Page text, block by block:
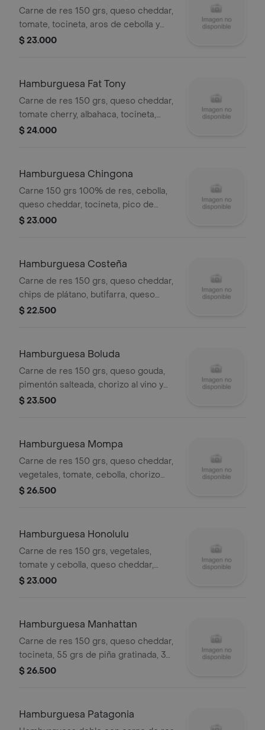
Carne de res 150 grs, queso cheddar,
tomate, tocineta, aros de cebolla y
salsa crema de leña.
$ 23.000
Hamburguesa Fat Tony
Carne de res 150 grs, queso cheddar,
tomate cherry, albahaca, tocineta,
queso gouda y salsa crema de leña.
$ 24.000
Hamburguesa Chingona
Carne 150 grs 100% de res, cebolla,
queso cheddar, tocineta, pico de
gallo, salsa buffalo y jalapeños.
$ 23.000
Hamburguesa Costeña
Carne de res 150 grs, queso cheddar,
chips de plátano, butifarra, queso
costeño rayado y suero costeño.
$ 22.500
Hamburguesa Boluda
Carne de res 150 grs, queso gouda,
pimentón salteada, chorizo al vino y
chimichurri.
$ 23.500
Hamburguesa Mompa
Carne de res 150 grs, queso cheddar,
vegetales, tomate, cebolla, chorizo
santarrosano gratinado, tocineta y
$ 26.500
Hamburguesa Honolulu
Carne de res 150 grs, vegetales,
tomate y cebolla, queso cheddar,
tocineta y 55 grs de piña
$ 23.000
Hamburguesa Manhattan
Carne de res 150 grs, queso cheddar,
tocineta, 55 grs de piña gratinada, 30
grs de costillitas, salsa búfalo y
$ 26.500
Hamburguesa Patagonia